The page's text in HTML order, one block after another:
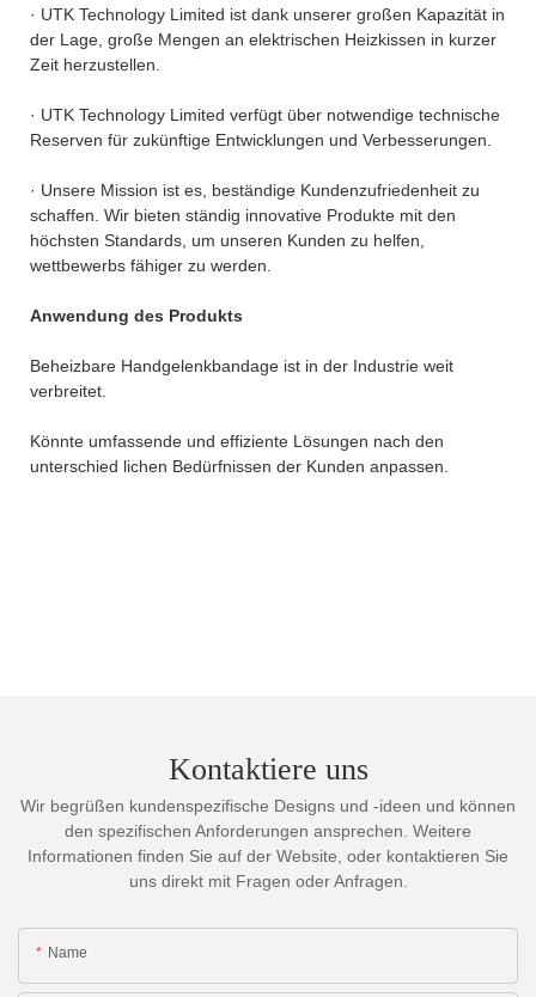
· UTK Technology Limited ist dank unserer großen Kapazität in
der Lage, große Mengen an elektrischen Heizkissen in kurzer
Zeit herzustellen.
· UTK Technology Limited verfügt über notwendige technische
Reserven für zukünftige Entwicklungen und Verbesserungen.
· Unsere Mission ist es, beständige Kundenzufriedenheit zu
schaffen. Wir bieten ständig innovative Produkte mit den
höchsten Standards, um unseren Kunden zu helfen,
wettbewerbs fähiger zu werden.
Anwendung des Produkts
Beheizbare Handgelenkbandage ist in der Industrie weit
verbreitet.
Könnte umfassende und effiziente Lösungen nach den
unterschied lichen Bedürfnissen der Kunden anpassen.
Kontaktiere uns
Wir begrüßen kundenspezifische Designs und -ideen und können
den spezifischen Anforderungen ansprechen. Weitere
Informationen finden Sie auf der Website, oder kontaktieren Sie
uns direkt mit Fragen oder Anfragen.
Name